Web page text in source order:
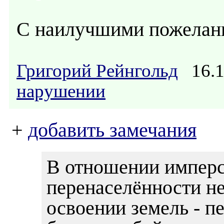
С наилучшими
Григорий Рейнгольд
нарушении
+ добавить замечания
В отношении
перенаселённости
освоении земель -